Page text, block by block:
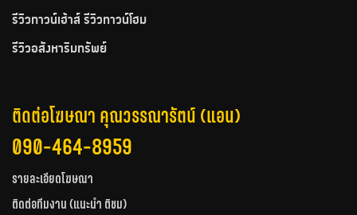
รีวิวทาวน์เฮ้าส์ รีวิวทาวน์โฮม
รีวิวอสังหาริมทรัพย์
ติดต่อโฆษณา คุณวรรณารัตน์ (แอน)
090-464-8959
รายละเอียดโฆษณา
ติดต่อทีมงาน (แนะนำ ติชม)